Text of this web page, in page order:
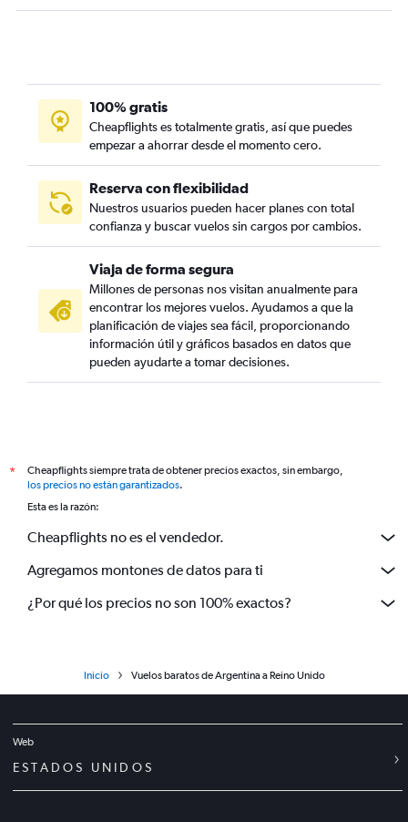
100% gratis
Cheapflights es totalmente gratis, así que puedes
empezar a ahorrar desde el momento cero.
Reserva con flexibilidad
Nuestros usuarios pueden hacer planes con total
confianza y buscar vuelos sin cargos por cambios.
Viaja de forma segura
Millones de personas nos visitan anualmente para
encontrar los mejores vuelos. Ayudamos a que la
planificación de viajes sea fácil, proporcionando
información útil y gráficos basados en datos que
pueden ayudarte a tomar decisiones.
*
Cheapflights siempre trata de obtener precios exactos, sin embargo,
los precios no están garantizados.
Esta es la razón:
Cheapflights no es el vendedor.
Agregamos montones de datos para ti
¿Por qué los precios no son 100% exactos?
Inicio Vuelos baratos de Argentina a Reino Unido
Web
ESTADOS UNIDOS